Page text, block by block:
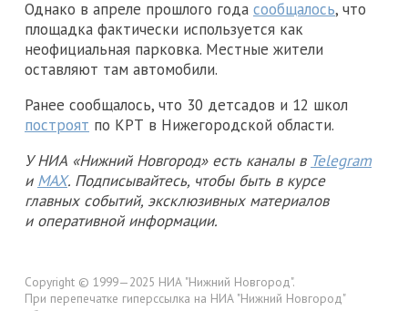
Однако в апреле прошлого года сообщалось, что
площадка фактически используется как
неофициальная парковка. Местные жители
оставляют там автомобили.
Ранее сообщалось, что 30 детсадов и 12 школ
построят по КРТ в Нижегородской области.
У НИА «Нижний Новгород» есть каналы в Telegram
и MAX. Подписывайтесь, чтобы быть в курсе
главных событий, эксклюзивных материалов
и оперативной информации.
Copyright © 1999—2025 НИА "Нижний Новгород".
При перепечатке гиперссылка на НИА "Нижний Новгород"